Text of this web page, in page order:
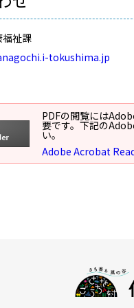
祉課
tokushima.jp
PDFの閲覧には
要です。下記の
い。
Adobe Acrobat